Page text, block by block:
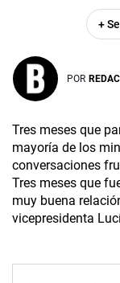
+
POR
Tres meses que
mayoría de los
conversaciones
Tres meses que
muy buena
vicepresidenta